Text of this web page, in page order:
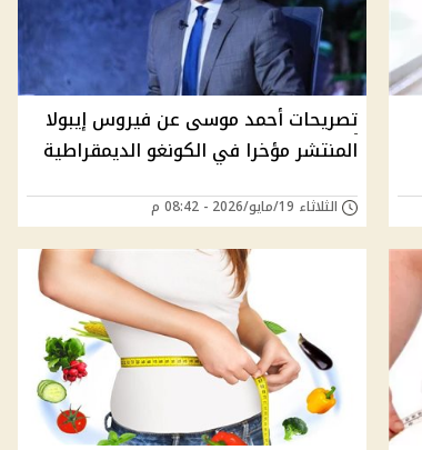
تصريحات أحمد موسى عن فيروس إيبولا
المنتشر مؤخرا في الكونغو الديمقراطية
الثلاثاء 19/مايو/2026 - 08:42 م